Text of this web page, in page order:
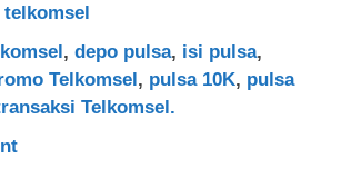
telkomsel
, depo pulsa, isi pulsa,
Telkomsel, pulsa 10K, pulsa
Telkomsel.
on